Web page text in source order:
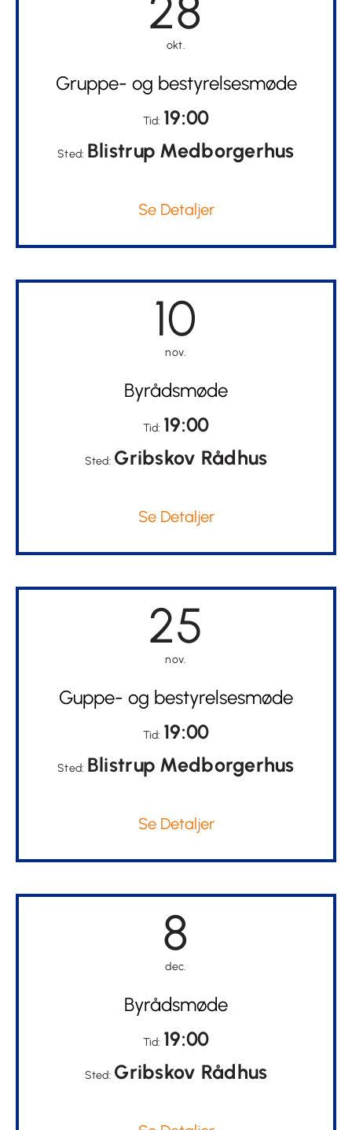
okt.
Gruppe- og bestyrelsesmøde
Tid: 19:00
Sted: Blistrup Medborgerhus
Se Detaljer
10
nov.
Byrådsmøde
Tid: 19:00
Sted: Gribskov Rådhus
Se Detaljer
25
nov.
Guppe- og bestyrelsesmøde
Tid: 19:00
Sted: Blistrup Medborgerhus
Se Detaljer
8
dec.
Byrådsmøde
Tid: 19:00
Sted: Gribskov Rådhus